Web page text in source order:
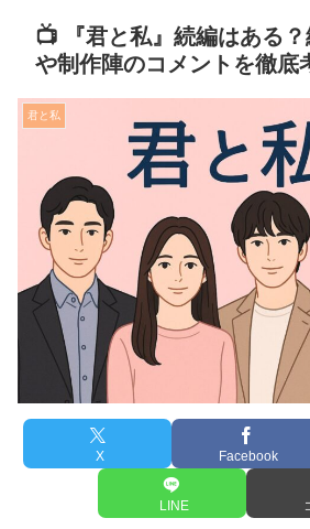
📺 『君と私』続編はある
や制作陣のコメントを徹底
君と私
X Facebook
LINE